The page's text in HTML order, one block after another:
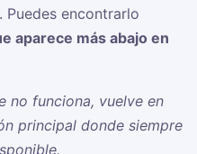
encontrarlo
aparece más abajo en
no funciona, vuelve en
principal donde siempre